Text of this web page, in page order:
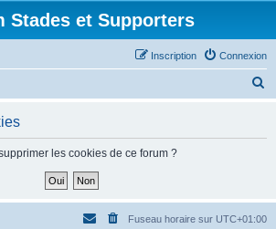
Stades et Supporters
Connexion
Inscription
les cookies de ce forum ?
Fuseau horaire sur UTC+01:00